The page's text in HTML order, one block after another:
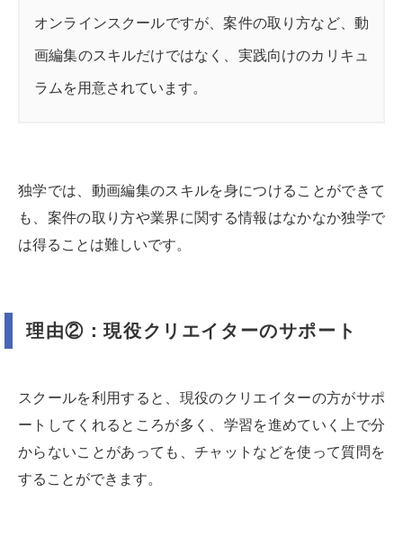
オンラインスクールですが、案件の取り方など、動
画編集のスキルだけではなく、実践向けのカリキュ
ラムを用意されています。
独学では、動画編集のスキルを身につけることができて
も、案件の取り方や業界に関する情報はなかなか独学で
は得ることは難しいです。
理由②：現役クリエイターのサポート
スクールを利用すると、現役のクリエイターの方がサポ
ートしてくれるところが多く、学習を進めていく上で分
からないことがあっても、チャットなどを使って質問を
することができます。